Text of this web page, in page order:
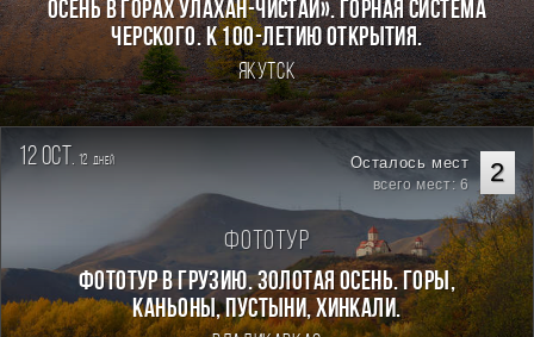
осень в горах Улахан-Чистай». Горная система
Черского. К 100-летию открытия.
Якутск
12 oct. 12 дней 2
Осталось мест
всего мест: 6
Фототур
Фототур в Грузию. Золотая осень. Горы,
каньоны, пустыни, хинкали.